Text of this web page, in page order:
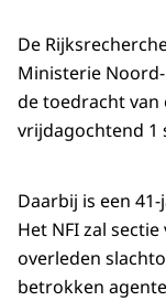
De
Ministerie
de toedracht van
vrijdagochtend 1
Daarbij is een
Het NFI zal
overleden
betrokken